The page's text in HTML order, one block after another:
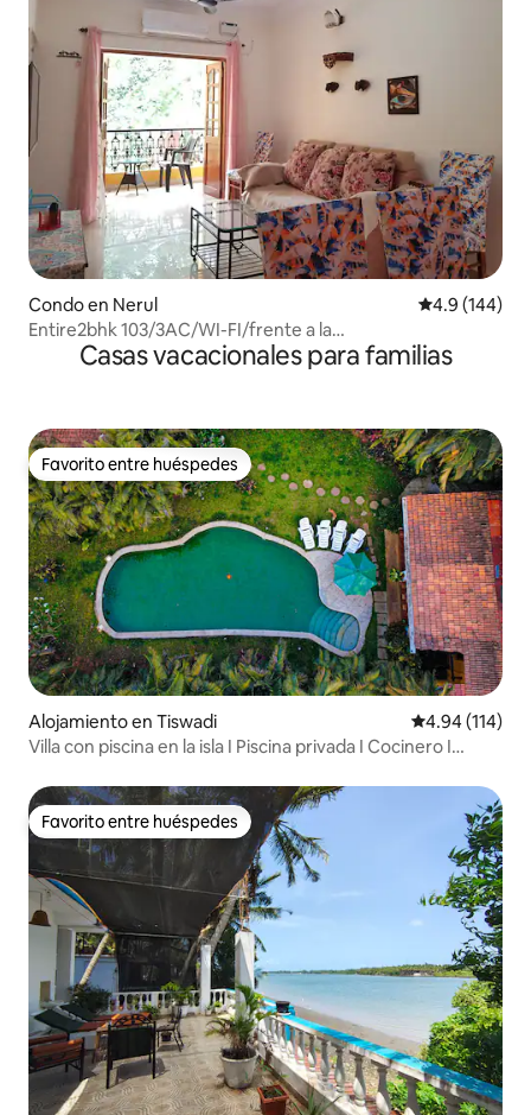
Condo en Nerul Calificación
4.9 (144)
Entire2bhk 103/3AC/WI-FI/frente a la
piscina/aparcamiento
Casas vacacionales para familias
Favorito entre huéspedes
Favorito entre huéspedes
Alojamiento en Tiswadi Calificación
4.94 (114)
Villa con piscina en la isla I Piscina privada I Cocinero I
Favorito entre huéspedes
Favorito entre huéspedes